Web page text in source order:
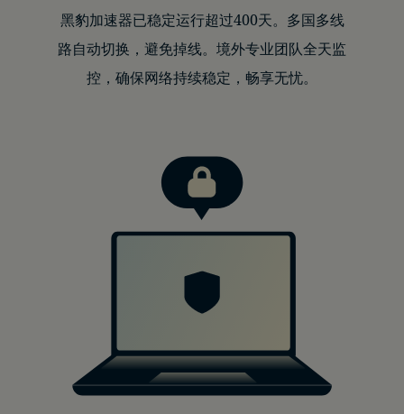
黑豹加速器已稳定运行超过400天。多国多线
路自动切换，避免掉线。境外专业团队全天监
控，确保网络持续稳定，畅享无忧。